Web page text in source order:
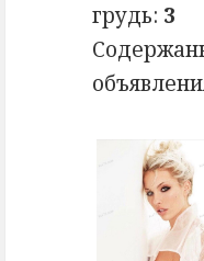
грудь: 3